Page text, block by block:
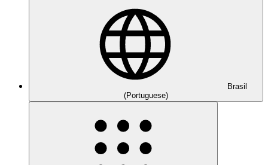
Brasil
(Portuguese)